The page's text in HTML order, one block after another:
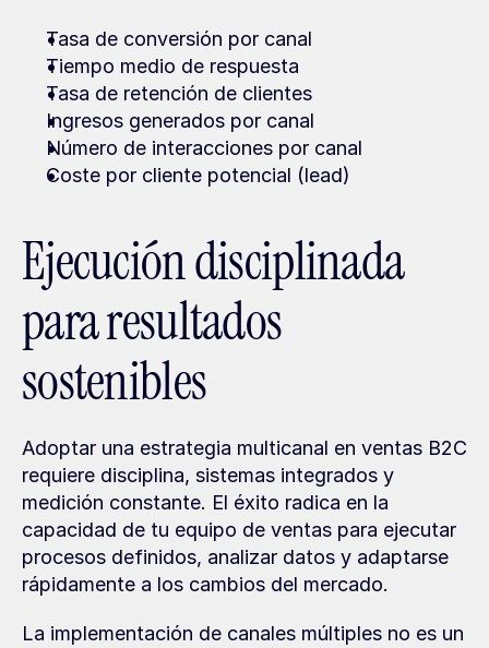
Tasa de conversión por canal
Tiempo medio de respuesta
Tasa de retención de clientes
Ingresos generados por canal
Número de interacciones por canal
Coste por cliente potencial (lead)
Ejecución disciplinada
para resultados
sostenibles
Adoptar una estrategia multicanal en ventas B2C
requiere disciplina, sistemas integrados y
medición constante. El éxito radica en la
capacidad de tu equipo de ventas para ejecutar
procesos definidos, analizar datos y adaptarse
rápidamente a los cambios del mercado.
La implementación de canales múltiples no es un